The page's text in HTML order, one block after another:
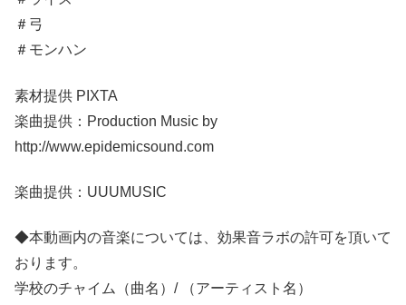
＃弓
＃モンハン
素材提供 PIXTA
楽曲提供：Production Music by
http://www.epidemicsound.com
楽曲提供：UUUMUSIC
◆本動画内の音楽については、効果音ラボの許可を頂いて
おります。
学校のチャイム（曲名）/ （アーティスト名）